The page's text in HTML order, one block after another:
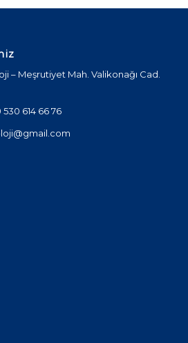
– Meşrutiyet Mah. Valikonağı Cad.
530 614 66 76